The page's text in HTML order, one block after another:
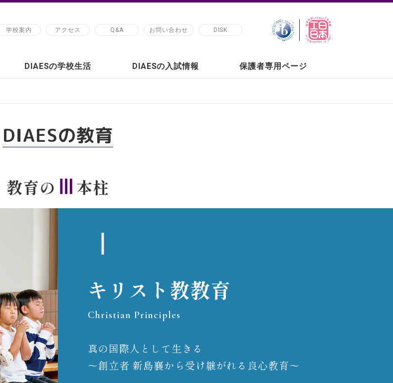
学校案内 アクセス Q&A お問い合わせ DISK
DIAESの学校生活 DIAESの入試情報 保護者専用ページ
DIAESの教育
教育の Ⅲ 本柱
Ⅰ
キリスト教教育
Christian Principles
真の国際人として生きる
～創立者 新島襄から受け継がれる良心教育～